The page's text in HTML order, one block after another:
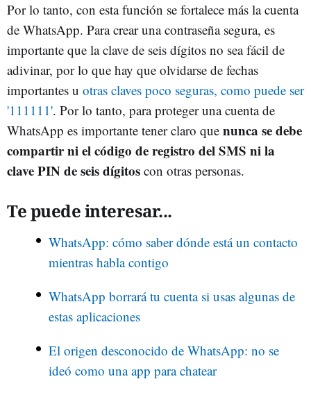
Por lo tanto, con esta función se fortalece más la cuenta
de WhatsApp. Para crear una contraseña segura, es
importante que la clave de seis dígitos no sea fácil de
adivinar, por lo que hay que olvidarse de fechas
importantes u otras claves poco seguras, como puede ser
'111111'. Por lo tanto, para proteger una cuenta de
WhatsApp es importante tener claro que nunca se debe
compartir ni el código de registro del SMS ni la
clave PIN de seis dígitos con otras personas.
Te puede interesar...
WhatsApp: cómo saber dónde está un contacto
mientras habla contigo
WhatsApp borrará tu cuenta si usas algunas de
estas aplicaciones
El origen desconocido de WhatsApp: no se
ideó como una app para chatear